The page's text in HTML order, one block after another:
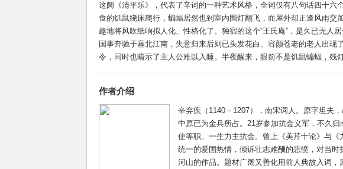
这阕《清平乐》，代表了辛词的一种艺术风格，全词仅有八句话四十六
食的饥鼠绕床爬行，蝙蝠居然也到室内围灯翻飞，而屋外却正逢风雨交
趣地将风吹纸响拟人化、性格化了。独宿的这个“王氏庵”，是久已无人
国事奔驰于塞北江南，失意归来后则已头发花白、容颜苍老的老人出现
令，同时也暗示了主人公难以入睡。半夜醒来，眼前不是饥鼠蝙蝠，残
作者介绍
辛弃疾（1140－1207），南宋词人。原字坦夫
中原已为金兵所占。21岁参加抗金义军，不久
使等职。一生力主抗金。曾上《美芹十论》与
统一的爱国热情，倾诉壮志难酬的悲愤，对当
河山的作品。题材广阔又善化用前人典故入词